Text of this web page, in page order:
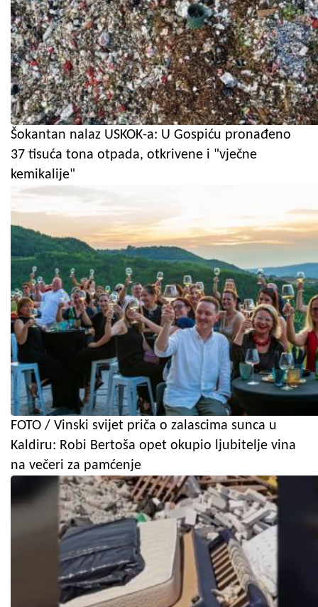
Šokantan nalaz USKOK-a: U Gospiću pronađeno
37 tisuća tona otpada, otkrivene i "vječne
kemikalije"
FOTO / Vinski svijet priča o zalascima sunca u
Kaldiru: Robi Bertoša opet okupio ljubitelje vina
na večeri za pamćenje